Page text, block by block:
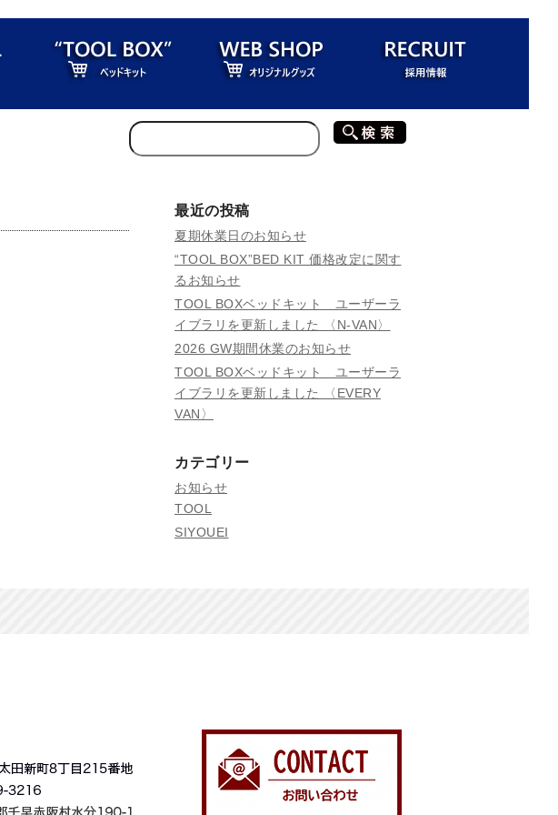
最近の投稿
夏期休業日のお知らせ
“TOOL BOX”BED KIT 価格改定に関す
るお知らせ
TOOL BOXベッドキット ユーザーラ
イブラリを更新しました 〈N-VAN〉
2026 GW期間休業のお知らせ
TOOL BOXベッドキット ユーザーラ
イブラリを更新しました 〈EVERY
VAN〉
カテゴリー
お知らせ
TOOL
SIYOUEI